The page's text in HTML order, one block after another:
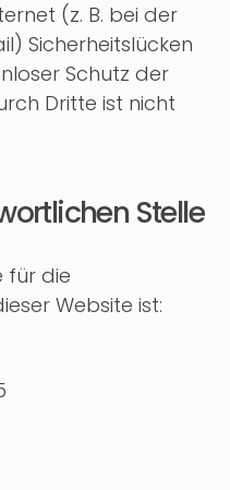
(z. B. bei der
Sicherheitslücken
Schutz der
Dritte ist nicht
Stelle
für die
Website ist: